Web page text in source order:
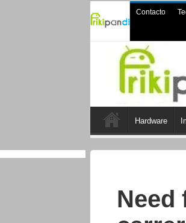
Contacto
Hardware
Need